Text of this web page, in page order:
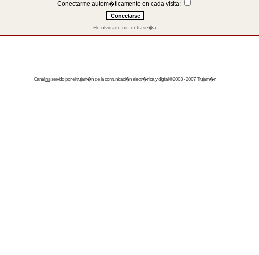
Conectarme autom�ticamente en cada visita:
He olvidado mi contrase�a
Canalrssservido por eltrujam�nde la comunicaci�n electr�nica y digital © 2003 - 2007 Trujam�n